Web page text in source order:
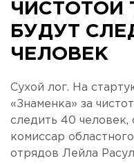
ЧИСТОТОЙ
БУДУТ
ЧЕЛОВЕК
Сухой лог. На
«Знаменка» за
следить 40
комиссар
отрядов Лейла